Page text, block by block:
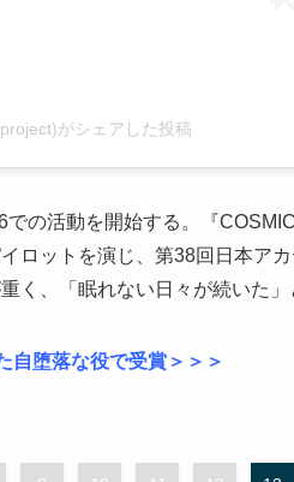
がシェアした投稿
の活動を開始する。『
ロットを演じ、第38回日本ア
く、「眠れない日々が続いた」
自堕落な役で受賞＞＞＞